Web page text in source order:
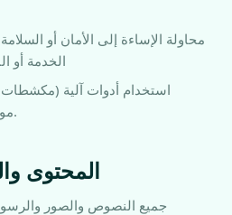
محاولة الإساءة إلى الأمان أو
الخدمة أو
استخدام أدوات آلية
موافقتنا الخطية المسبقة.
3. المحتوى
جميع النصوص والصور